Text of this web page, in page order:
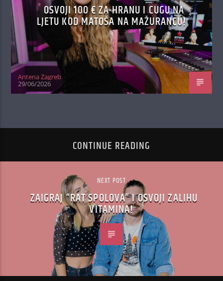
OSVOJI 100 € ZA HRANU I CUGU NA
LJETU KOD MATOŠA NA MAŽURANCU!
Antena Zagreb
29/06/2026
CONTINUE READING
NEXT POST
ZAIGRAJ “RAT SPOLOVA” I OSVOJI ZALIHU
VITAMINA!